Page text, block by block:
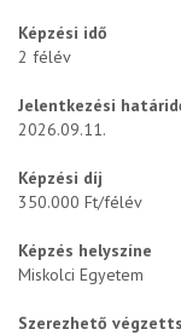
Képzési idő
2 félév
Jelentkezési
2026.09.11.
Képzési díj
350.000 Ft/félév
Képzés helyszíne
Miskolci Egyetem
Szerezhető